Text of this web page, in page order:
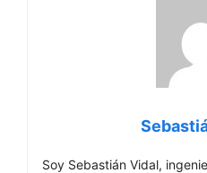
Soy Sebastián Vidal,